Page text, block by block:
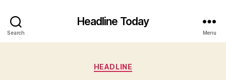
Search
Headline Today
Menu
Categories
HEADLINE